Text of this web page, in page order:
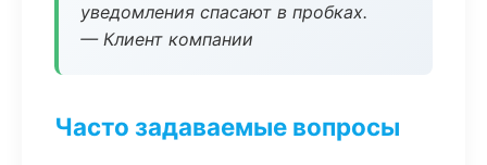
уведомления спасают в пробках.
— Клиент компании
Часто задаваемые вопросы